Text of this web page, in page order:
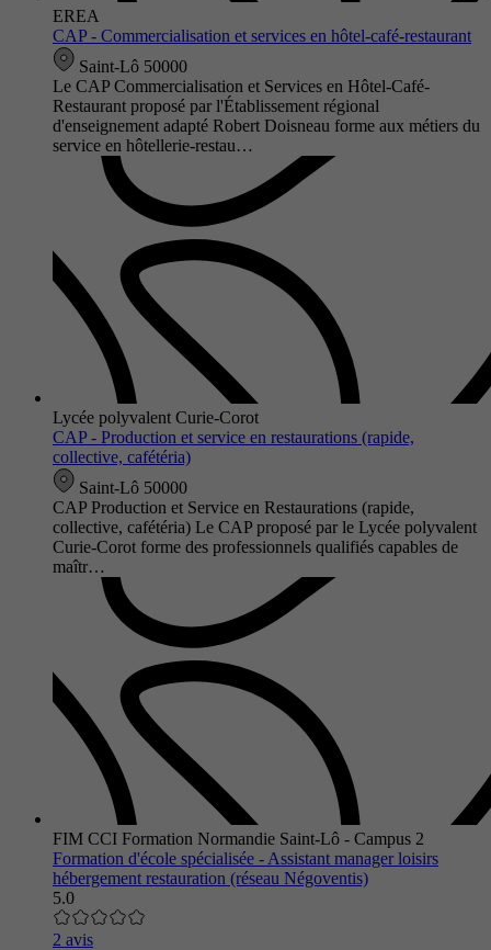
EREA
CAP - Commercialisation et services en hôtel-café-restaurant
Saint-Lô 50000
Le CAP Commercialisation et Services en Hôtel-Café-
Restaurant proposé par l'Établissement régional
d'enseignement adapté Robert Doisneau forme aux métiers du
service en hôtellerie-restau…
Lycée polyvalent Curie-Corot
CAP - Production et service en restaurations (rapide,
collective, cafétéria)
Saint-Lô 50000
CAP Production et Service en Restaurations (rapide,
collective, cafétéria) Le CAP proposé par le Lycée polyvalent
Curie-Corot forme des professionnels qualifiés capables de
maîtr…
FIM CCI Formation Normandie Saint-Lô - Campus 2
Formation d'école spécialisée - Assistant manager loisirs
hébergement restauration (réseau Négoventis)
5.0
2 avis